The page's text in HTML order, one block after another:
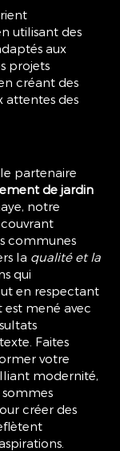
utilisant des
aux
projets
créant des
attentes des
le partenaire
de jardin
notre
communes
la qualité et la
qui
en respectant
mené avec
Faites
votre
modernité,
sommes
créer des